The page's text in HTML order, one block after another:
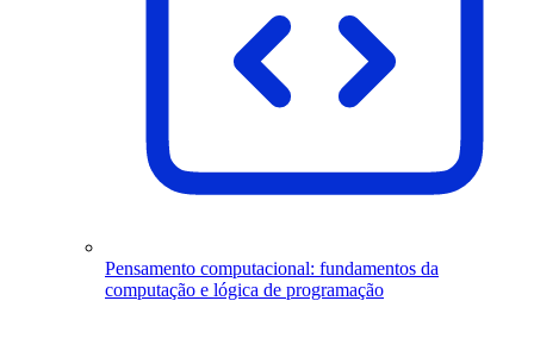
Pensamento computacional: fundamentos da
computação e lógica de programação